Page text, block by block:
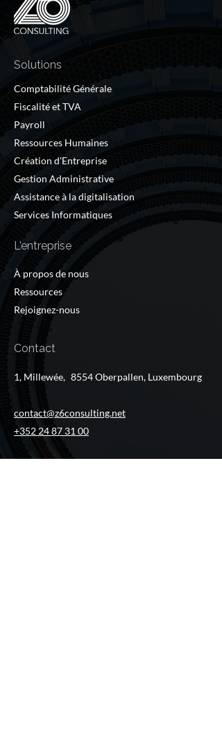
Solutions
Comptabilité Générale
Fiscalité et TVA
Payroll
Ressources Humaines
Création d'Entreprise
Gestion Administrative
Assistance à la digitalisation
Services Informatiques
L'entreprise
À propos de nous
Ressources
Rejoignez-nous
Contact
1, Millewée, 8554 Oberpallen, Luxembourg
contact@z6consulting.net
+352 24 87 31 00